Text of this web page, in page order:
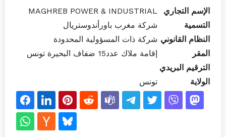
الإسم التجاري
MAGHREB POWER & INDUSTRIAL
التسمية
شركة مغرب باورأندوستريال
النظام القانوني شركة ذات المسؤولية المحدودة
المقر
إقامة ملاك عدد15 ضفاف البحيرة تونس
الترقيم البريدي
الولاية
تونس